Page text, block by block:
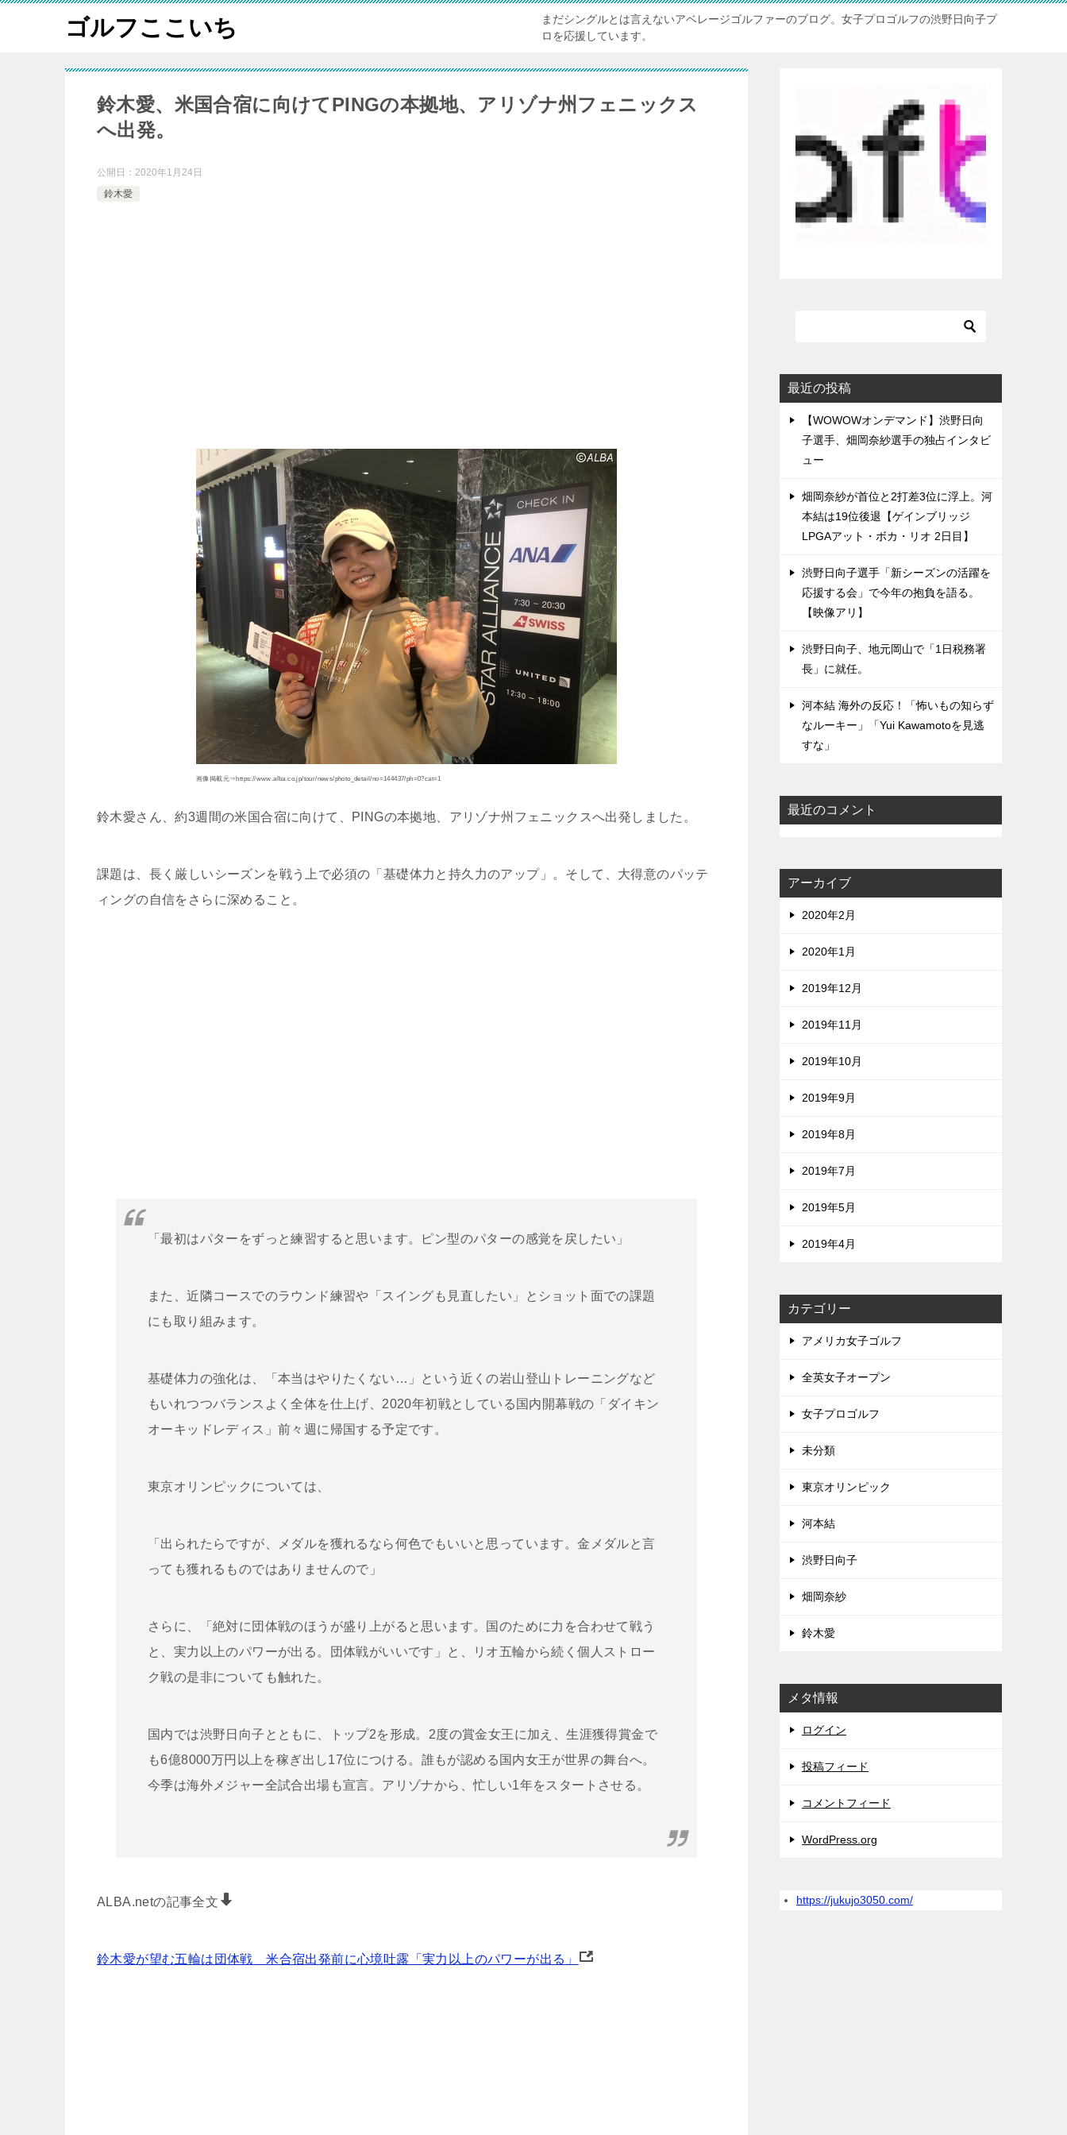
ゴルフここいち
まだシングルとは言えないアベレージゴルファーのブログ。女子プロゴルフの渋野日向子プ
ロを応援しています。
鈴木愛、米国合宿に向けてPINGの本拠地、アリゾナ州フェニックス
へ出発。
公開日： 2020年1月24日
鈴木愛
画像掲載元⇒https://www.alba.co.jp/tour/news/photo_detail/no=144437/ph=0?cat=1
鈴木愛さん、約3週間の米国合宿に向けて、PINGの本拠地、アリゾナ州フェニックスへ出発しました。
課題は、長く厳しいシーズンを戦う上で必須の「基礎体力と持久力のアップ」。そして、大得意のパッテ
ィングの自信をさらに深めること。
「最初はパターをずっと練習すると思います。ピン型のパターの感覚を戻したい」
また、近隣コースでのラウンド練習や「スイングも見直したい」とショット面での課題
にも取り組みます。
基礎体力の強化は、「本当はやりたくない…」という近くの岩山登山トレーニングなど
もいれつつバランスよく全体を仕上げ、2020年初戦としている国内開幕戦の「ダイキン
オーキッドレディス」前々週に帰国する予定です。
東京オリンピックについては、
「出られたらですが、メダルを獲れるなら何色でもいいと思っています。金メダルと言
っても獲れるものではありませんので」
さらに、「絶対に団体戦のほうが盛り上がると思います。国のために力を合わせて戦う
と、実力以上のパワーが出る。団体戦がいいです」と、リオ五輪から続く個人ストロー
ク戦の是非についても触れた。
国内では渋野日向子とともに、トップ2を形成。2度の賞金女王に加え、生涯獲得賞金で
も6億8000万円以上を稼ぎ出し17位につける。誰もが認める国内女王が世界の舞台へ。
今季は海外メジャー全試合出場も宣言。アリゾナから、忙しい1年をスタートさせる。
ALBA.netの記事全文
鈴木愛が望む五輪は団体戦 米合宿出発前に心境吐露「実力以上のパワーが出る」
最近の投稿
【WOWOWオンデマンド】渋野日向
子選手、畑岡奈紗選手の独占インタビ
ュー
畑岡奈紗が首位と2打差3位に浮上。河
本結は19位後退【ゲインブリッジ
LPGAアット・ボカ・リオ 2日目】
渋野日向子選手「新シーズンの活躍を
応援する会」で今年の抱負を語る。
【映像アリ】
渋野日向子、地元岡山で「1日税務署
長」に就任。
河本結 海外の反応！「怖いもの知らず
なルーキー」「Yui Kawamotoを見逃
すな」
最近のコメント
アーカイブ
2020年2月
2020年1月
2019年12月
2019年11月
2019年10月
2019年9月
2019年8月
2019年7月
2019年5月
2019年4月
カテゴリー
アメリカ女子ゴルフ
全英女子オープン
女子プロゴルフ
未分類
東京オリンピック
河本結
渋野日向子
畑岡奈紗
鈴木愛
メタ情報
ログイン
投稿フィード
コメントフィード
WordPress.org
https://jukujo3050.com/